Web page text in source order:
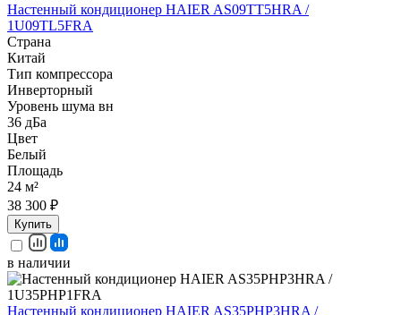
Настенный кондиционер HAIER AS09TT5HRA /
1U09TL5FRA
Страна
Китай
Тип компрессора
Инверторный
Уровень шума вн
36 дБа
Цвет
Белый
Площадь
24 м²
38 300 ₽
Купить
в наличии
Настенный кондиционер HAIER AS35PHP3HRA /